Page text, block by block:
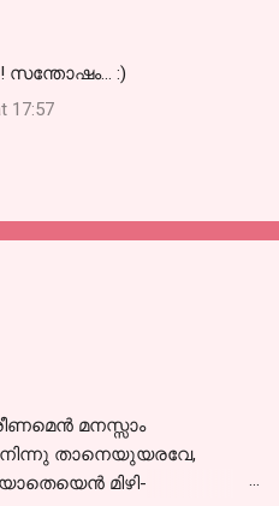
സന്തോഷം... :)
17:57
മനസ്സാം
താനെയുയരവേ,
മിഴി-